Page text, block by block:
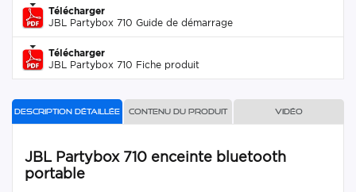
Télécharger
JBL Partybox 710 Guide de démarrage
Télécharger
JBL Partybox 710 Fiche produit
Description détaillée Contenu du produit Vidéo
JBL Partybox 710 enceinte bluetooth
portable